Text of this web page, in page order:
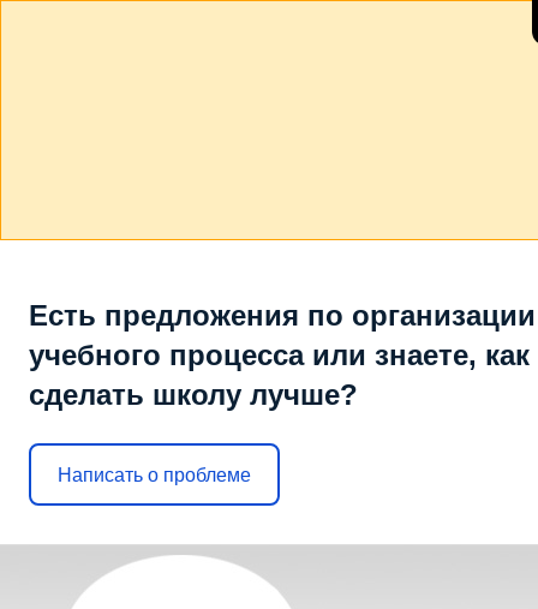
Есть предложения по организации
учебного процесса или знаете, как
сделать школу лучше?
Написать о проблеме